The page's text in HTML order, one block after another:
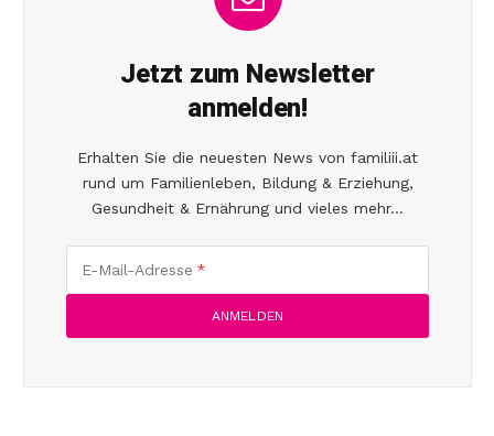
Jetzt zum Newsletter
anmelden!
Erhalten Sie die neuesten News von familiii.at
rund um Familienleben, Bildung & Erziehung,
Gesundheit & Ernährung und vieles mehr...
E-Mail-Adresse